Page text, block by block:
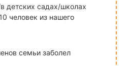
детских садах/школах
человек из нашего
семьи заболел